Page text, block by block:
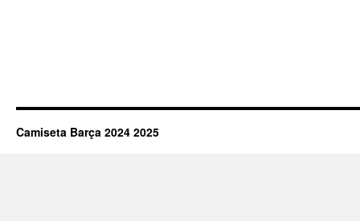
Camiseta Barça 2024 2025